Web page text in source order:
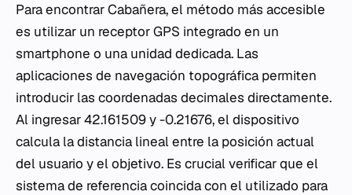
Para encontrar Cabañera, el método más accesible
es utilizar un receptor GPS integrado en un
smartphone o una unidad dedicada. Las
aplicaciones de navegación topográfica permiten
introducir las coordenadas decimales directamente.
Al ingresar 42.161509 y -0.21676, el dispositivo
calcula la distancia lineal entre la posición actual
del usuario y el objetivo. Es crucial verificar que el
sistema de referencia coincida con el utilizado para